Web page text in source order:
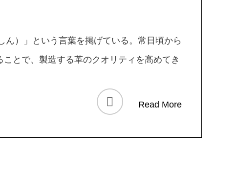
）」という言葉を掲げている。常日頃から
とで、製造する革のクオリティを高めてき
Read More